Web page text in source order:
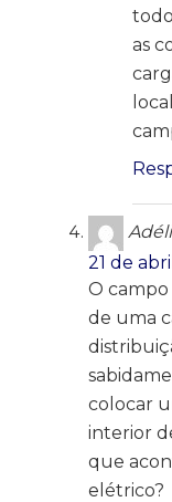
as
21 de
O
de uma
colocar
interior
que
elétrico?